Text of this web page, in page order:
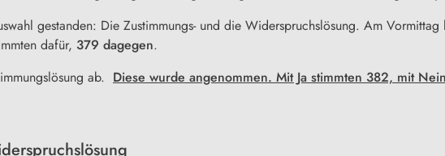
gestanden: Die Zustimmungs- und die Widerspruchslösung. Am
dafür, 379 dagegen.
ab. Diese wurde angenommen. Mit Ja stimmten 382, mit